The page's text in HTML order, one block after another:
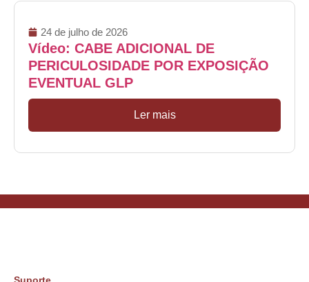
24 de julho de 2026
Vídeo: CABE ADICIONAL DE
PERICULOSIDADE POR EXPOSIÇÃO
EVENTUAL GLP
Ler mais